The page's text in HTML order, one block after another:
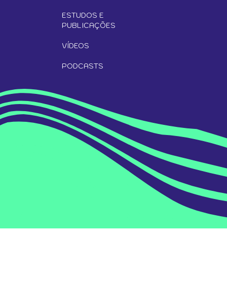
ESTUDOS E
PUBLICAÇÕES
VÍDEOS
PODCASTS